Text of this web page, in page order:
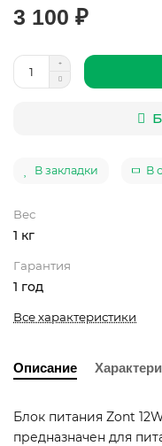
3 100 ₽
В закладки В
Вес
1 кг
Гарантия
1 год
Все характеристики
Описание
Блок питания Zont
предназначен для